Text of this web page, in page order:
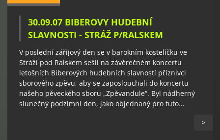
30.09.07 BIBEROVY HUDEBNÍ
SLAVNOSTI - STRÁŽ P/RALSKEM
V poslední zářijový den se v barokním kostelíčku ve
Stráži pod Ralskem sešli na závěrečném koncertu
letošních Biberových hudebních slavností příznivci
sborového zpěvu, aby se zaposlouchali do koncertu
našeho pěveckého sboru „Zpěvandule“. Byl nádherný
slunečný podzimní den, jako objednaný pro tuto...
>